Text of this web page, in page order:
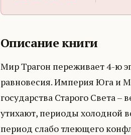
Описание книги
Мир Трагон переживает 4-ю
равновесия. Империя Юга и
государства Старого Света
утихают, периоды холодной
период слабо тлеющего